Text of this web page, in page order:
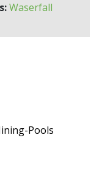
Waserfall
Pools